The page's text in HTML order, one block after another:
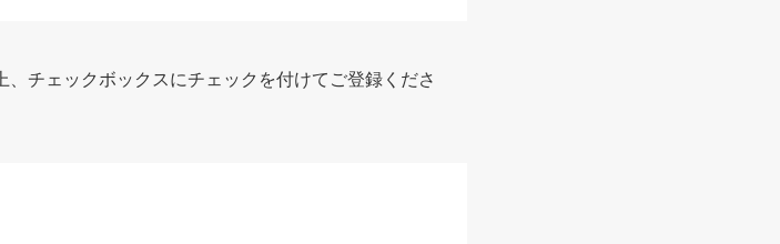
チェックボックスにチェックを付けてご登録くださ